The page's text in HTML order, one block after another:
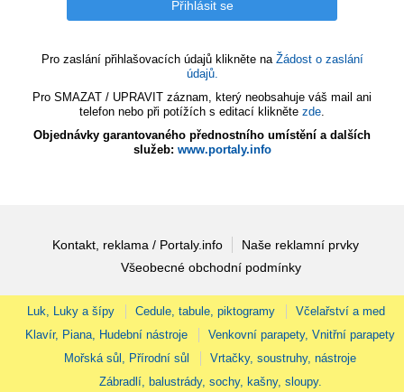
Pro zaslání přihlašovacích údajů klikněte na Žádost o zaslání
údajů.
Pro SMAZAT / UPRAVIT záznam, který neobsahuje váš mail ani
telefon nebo při potížích s editací klikněte zde.
Objednávky garantovaného přednostního umístění a dalších
služeb: www.portaly.info
Kontakt, reklama / Portaly.info
Naše reklamní prvky
Všeobecné obchodní podmínky
Luk, Luky a šípy Cedule, tabule, piktogramy
Včelařství a med
Klavír, Piana, Hudební nástroje
Venkovní parapety, Vnitřní parapety
Mořská sůl, Přírodní sůl
Vrtačky, soustruhy, nástroje
Zábradlí, balustrády, sochy, kašny, sloupy.